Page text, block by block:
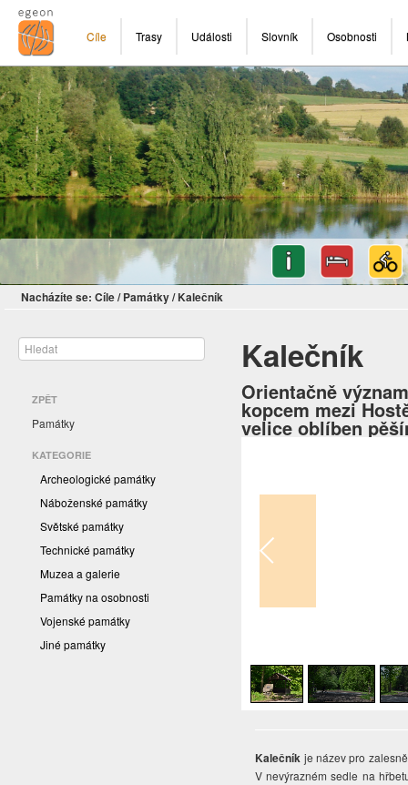
Cíle Trasy Události Slovník Osobnosti
Nacházíte se: Cíle/ Památky/ Kalečník
ZPĚT
Památky
KATEGORIE
Archeologické památky
Náboženské památky
Světské památky
Technické památky
Muzea a galerie
Památky na osobnosti
Vojenské památky
Jiné památky
Kalečník
Orientačně
kopcem mezi
velice oblíben
Kalečník je název pro
V nevýrazném sedle na